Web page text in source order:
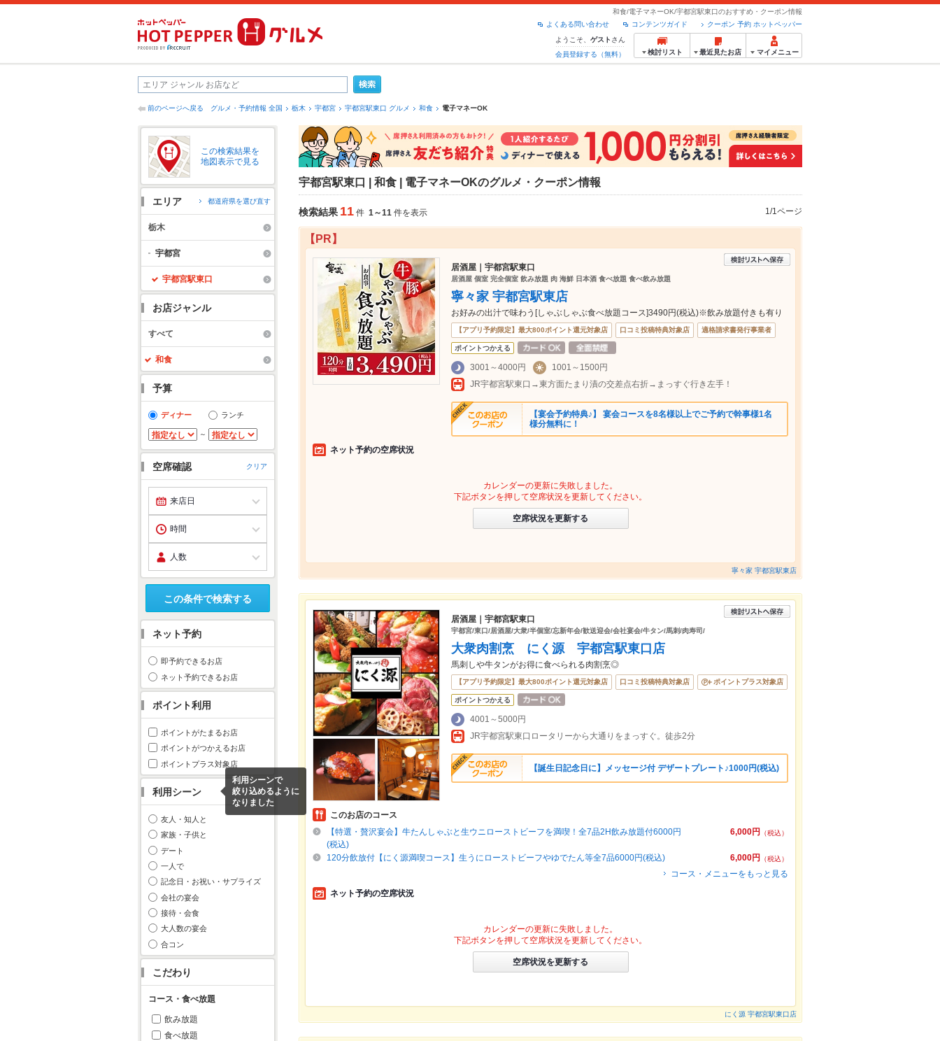
和食/電子マネーOK/宇都宮駅東口のおすすめ・クーポン情報
クーポン 予約 ホットペッパー
コンテンツガイド
よくある問い合わせ
ようこそ、 ゲスト さん
会員登録する（無料）
検討リスト 最近見たお店 マイメニュー
前のページへ戻る グルメ・予約情報 全国 栃木 宇都宮 宇都宮駅東口 グルメ 和食 電子マネーOK
この検索結果を
地図表示で見る
エリア 都道府県を選び直す
栃木
宇都宮
宇都宮駅東口
お店ジャンル
すべて
和食
予算
ディナー ランチ
～
空席確認 クリア
この条件で検索する
ネット予約
即予約できるお店
ネット予約できるお店
ポイント利用
ポイントがたまるお店
ポイントがつかえるお店
ポイントプラス対象店
利用シーン
利用シーンで
絞り込めるように
なりました
友人・知人と
家族・子供と
デート
一人で
記念日・お祝い・サプライズ
会社の宴会
接待・会食
大人数の宴会
合コン
こだわり
コース・食べ放題
飲み放題
食べ放題
宇都宮駅東口 | 和食 | 電子マネーOKのグルメ・クーポン情報
検索結果 11 件 1～11 件を表示 1/1ページ
【PR】
居酒屋｜宇都宮駅東口
居酒屋 個室 完全個室 飲み放題 肉 海鮮 日本酒 食べ放題 食べ飲み放題
寧々家 宇都宮駅東店
お好みの出汁で味わう[しゃぶしゃぶ食べ放題コース]3490円(税込)※飲み放題付きも有り
【アプリ予約限定】最大800ポイント還元対象店 口コミ投稿特典対象店 適格請求書発行事業者
ポイントつかえる
3001～4000円
1001～1500円
JR宇都宮駅東口→東方面たまり漬の交差点右折→まっすぐ行き左手！
【宴会予約特典♪】 宴会コースを8名様以上でご予約で幹事様1名
様分無料に！
ネット予約の空席状況
カレンダーの更新に失敗しました。
下記ボタンを押して空席状況を更新してください。
空席状況を更新する
寧々家 宇都宮駅東店
居酒屋｜宇都宮駅東口
宇都宮/東口/居酒屋/大衆/半個室/忘新年会/歓送迎会/会社宴会/牛タン/馬刺/肉寿司/
大衆肉割烹 にく源 宇都宮駅東口店
馬刺しや牛タンがお得に食べられる肉割烹◎
【アプリ予約限定】最大800ポイント還元対象店 口コミ投稿特典対象店 ポイントプラス対象店
ポイントつかえる
4001～5000円
JR宇都宮駅東口ロータリーから大通りをまっすぐ。徒歩2分
【誕生日記念日に】メッセージ付 デザートプレート♪1000円(税込)
このお店のコース
6,000円
（税込）
【特選・贅沢宴会】牛たんしゃぶと生ウニローストビーフを満喫！全7品2H飲み放題付6000円
(税込)
6,000円
（税込）
120分飲放付【にく源満喫コース】生うにローストビーフやゆでたん等全7品6000円(税込)
コース・メニューをもっと見る
ネット予約の空席状況
カレンダーの更新に失敗しました。
下記ボタンを押して空席状況を更新してください。
空席状況を更新する
にく源 宇都宮駅東口店